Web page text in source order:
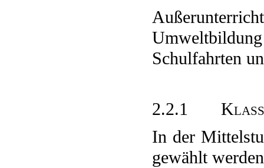
Schulfahrten
2.2.1
In der
gewählt